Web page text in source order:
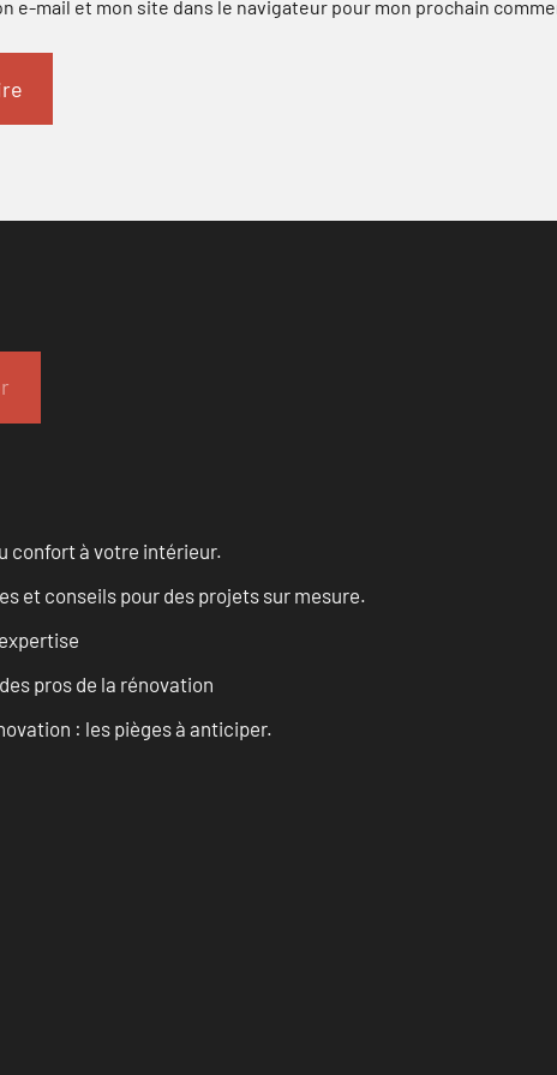
e-mail et mon site dans le navigateur pour mon prochain
confort à votre intérieur.
et conseils pour des projets sur mesure.
pros de la rénovation
: les pièges à anticiper.